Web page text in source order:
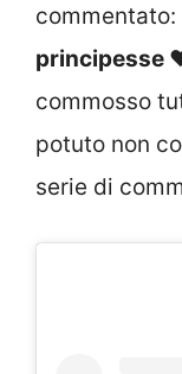
commentato:
principesse
commosso
potuto non
serie di